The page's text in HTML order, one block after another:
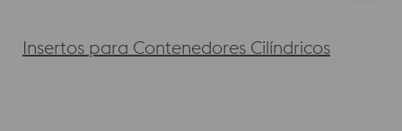
Insertos para Contenedores Cilíndricos